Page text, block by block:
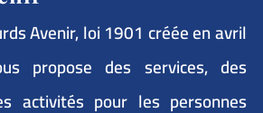
Avenir, loi 1901 créée en avril
propose des services, des
activités pour les personnes